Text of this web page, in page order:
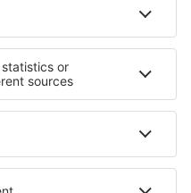
Fleimstal
in Sohag
Murau-Murtal